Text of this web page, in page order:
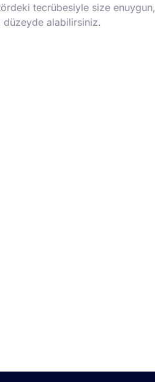
tecrübesiyle size enuygun,
düzeyde alabilirsiniz.